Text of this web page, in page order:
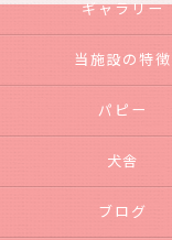
ギャラリー
当施設の特徴
パピー
犬舎
ブログ